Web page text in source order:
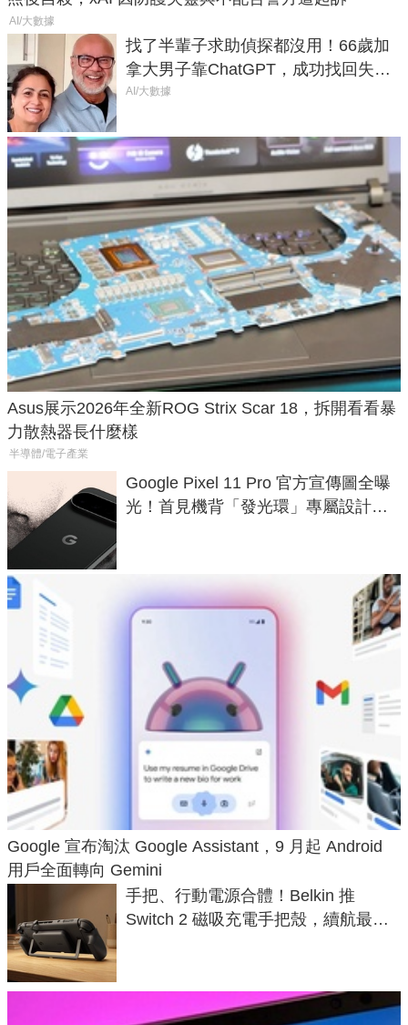
AI/大數據
找了半輩子求助偵探都沒用！66歲加
拿大男子靠ChatGPT，成功找回失散
50年家人
AI/大數據
Asus展示2026年全新ROG Strix Scar 18，拆開看看暴
力散熱器長什麼樣
半導體/電子產業
Google Pixel 11 Pro 官方宣傳圖全曝
光！首見機背「發光環」專屬設計、
Google 宣布淘汰 Google Assistant，9 月起 Android
用戶全面轉向 Gemini
手把、行動電源合體！Belkin 推
Switch 2 磁吸充電手把殼，續航最高